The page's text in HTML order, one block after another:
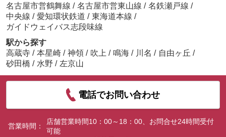
名古屋市営鶴舞線 / 名古屋市営東山線 / 名鉄瀬戸線 /
中央線 / 愛知環状鉄道 / 東海道本線 /
ガイドウェイバス志段味線
駅から探す
高蔵寺 / 本星崎 / 神領 / 吹上 / 鳴海 / 川名 / 自由ヶ丘 /
砂田橋 / 水野 / 左京山
電話でお問い合わせ
営業時間：
店舗営業時間10：00～18：00、お問合せ24時間受付
可能